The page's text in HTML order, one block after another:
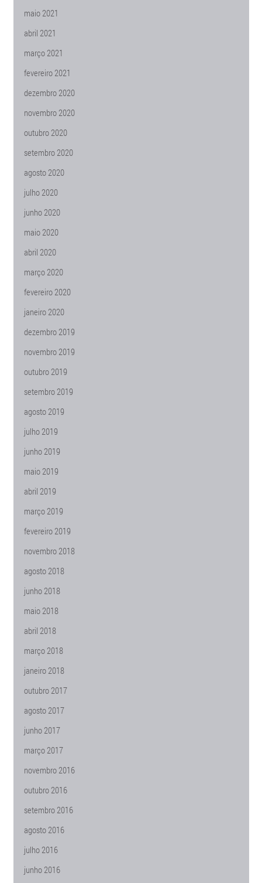
maio 2021
abril 2021
março 2021
fevereiro 2021
dezembro 2020
novembro 2020
outubro 2020
setembro 2020
agosto 2020
julho 2020
junho 2020
maio 2020
abril 2020
março 2020
fevereiro 2020
janeiro 2020
dezembro 2019
novembro 2019
outubro 2019
setembro 2019
agosto 2019
julho 2019
junho 2019
maio 2019
abril 2019
março 2019
fevereiro 2019
novembro 2018
agosto 2018
junho 2018
maio 2018
abril 2018
março 2018
janeiro 2018
outubro 2017
agosto 2017
junho 2017
março 2017
novembro 2016
outubro 2016
setembro 2016
agosto 2016
julho 2016
junho 2016